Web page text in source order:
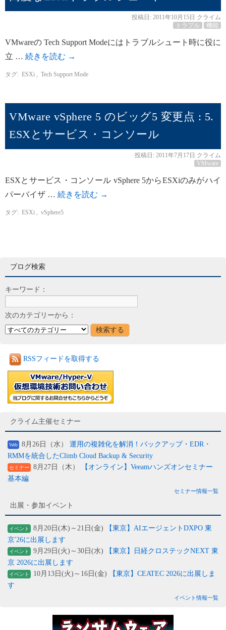
投稿日: 2011年10月15日 クライム
トラブル
機能
VMwareの Tech Support Modeにはトラブルシュート時に役に
立 … 続きを読む →
タグ: ESXi Tech Support Mode
VMware vSphere 5 のビッグ5 変更点 : 5.
ESXとサービス・コンソール
投稿日: 2011年7月17日 クライム
VMware
ESXとサービス・コンソール vSphere 5からESXiのみがハイ
パーバイザ … 続きを読む →
タグ: ESXi vSphere5
ブログ検索
キーワード：
次のカテゴリーから：
RSSフィードを取得する
クライム主催セミナー
Web 8月26日（水） 運用の複雑化を解消！バックアップ・EDR・
RMMを統合したClimb Cloud Backup & Security
セミナー 8月27日（木）
【オンライン】Veeamハンズオンセミナー
基本編
セミナー情報一覧
出展・参加イベント
イベント 8月20日(木)～21日(金)
【東京】AIエージェントDXPO 東
京'26に出展します
イベント 9月29日(火)～30日(水)
【東京】日経クロステックNEXT 東
京 2026に出展します
イベント 10月13日(火)～16日(金)
【東京】CEATEC 2026に出展しま
す
イベント情報一覧